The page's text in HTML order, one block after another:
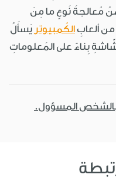
مُعالجةَ نَوعٍ ما مِنَ
من ألعابِ الكُمبيوتر يَسأَلُ
بِناءً على المَعلوماتِ
بالشخص المسؤول.